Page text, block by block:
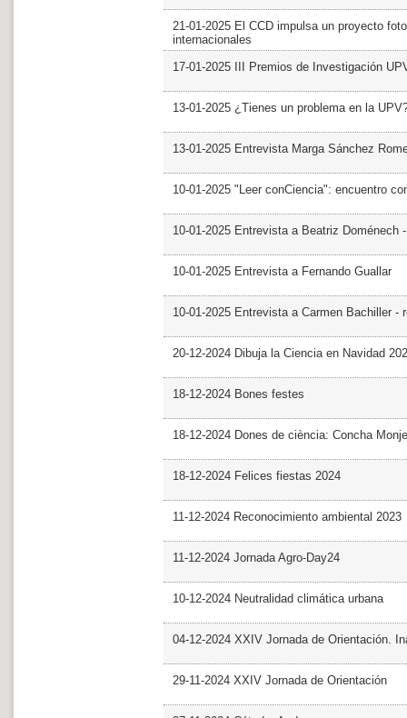
21-01-2025 El CCD impulsa un proyecto
internacionales
17-01-2025 III Premios de Investigación
13-01-2025 ¿Tienes un problema en la
13-01-2025 Entrevista Marga Sánchez
10-01-2025 "Leer conCiencia": encuentro
10-01-2025 Entrevista a Beatriz Doménech
10-01-2025 Entrevista a Fernando Guallar
10-01-2025 Entrevista a Carmen Bachiller -
20-12-2024 Dibuja la Ciencia en Navidad
18-12-2024 Bones festes
18-12-2024 Dones de ciència: Concha Monje
18-12-2024 Felices fiestas 2024
11-12-2024 Reconocimiento ambiental 2023
11-12-2024 Jornada Agro-Day24
10-12-2024 Neutralidad climática urbana
04-12-2024 XXIV Jornada de Orientación.
29-11-2024 XXIV Jornada de Orientación